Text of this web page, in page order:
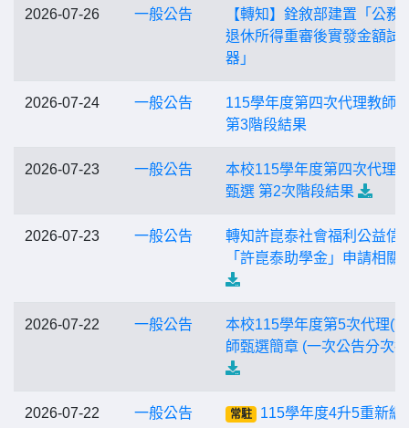
2026-07-26 一般公告
【轉知】銓敘部建置「公務
退休所得重審後實發金額試
器」
2026-07-24 一般公告
115學年度第四次代理教師
第3階段結果
2026-07-23 一般公告
本校115學年度第四次代理
甄選 第2次階段結果
2026-07-23 一般公告
轉知許崑泰社會福利公益信
「許崑泰助學金」申請相關
2026-07-22 一般公告
本校115學年度第5次代理(
師甄選簡章 (一次公告分次
2026-07-22 一般公告 常駐 115學年度4升5重新編